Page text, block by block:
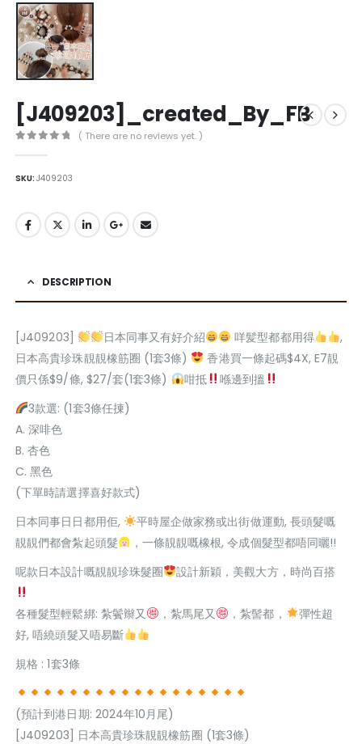
[J409203]_created_By_FB
( There are no reviews yet. )
SKU:J409203
DESCRIPTION
[J409203] 日本同事又有好介紹 咩髪型都都用得
,
日本高貴珍珠靚靚橡筋圈 (1套3條)
香港買一條起碼$4X, E7靚
價只係$9/條, $27/套(1套3條)
咁抵
喺邊到搵
3款選: (1套3條任㨂)
A. 深啡色
B. 杏色
C. 黑色
(下單時請選擇喜好款式)
日本同事日日都用佢,
平時屋企做家務或出街做運動, 長頭髮嘅
靚靚們都會紮起頭髮
，一條靚靚嘅橡根, 令成個髮型都唔同曬!!
呢款日本設計嘅靚靚珍珠髮圈
設計新穎，美觀大方，時尚百搭
各種髮型輕鬆綁: 紮鬢辮又 ，紮馬尾又 ，紮髻都，
彈性超
好, 唔繞頭髮又唔易斷
規格 : 1套3條
(預計到港日期: 2024年10月尾)
[J409203] 日本高貴珍珠靚靚橡筋圈 (1套3條)